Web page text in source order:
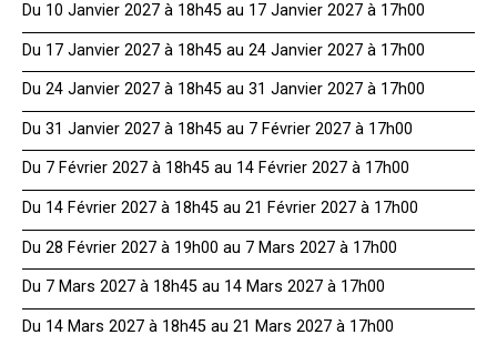
Du 10 Janvier 2027 à 18h45 au 17 Janvier 2027 à 17h00
Du 17 Janvier 2027 à 18h45 au 24 Janvier 2027 à 17h00
Du 24 Janvier 2027 à 18h45 au 31 Janvier 2027 à 17h00
Du 31 Janvier 2027 à 18h45 au 7 Février 2027 à 17h00
Du 7 Février 2027 à 18h45 au 14 Février 2027 à 17h00
Du 14 Février 2027 à 18h45 au 21 Février 2027 à 17h00
Du 28 Février 2027 à 19h00 au 7 Mars 2027 à 17h00
Du 7 Mars 2027 à 18h45 au 14 Mars 2027 à 17h00
Du 14 Mars 2027 à 18h45 au 21 Mars 2027 à 17h00